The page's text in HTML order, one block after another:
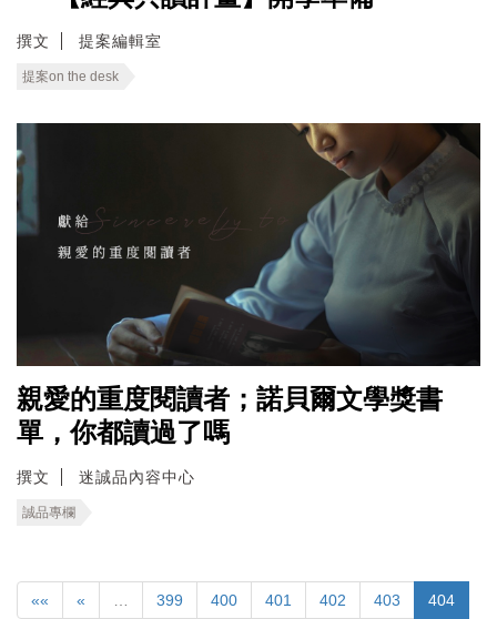
撰文 提案編輯室
提案on the desk
親愛的重度閱讀者；諾貝爾文學獎書
單，你都讀過了嗎
撰文 迷誠品內容中心
誠品專欄
«« « 399 400 401 402 403 404